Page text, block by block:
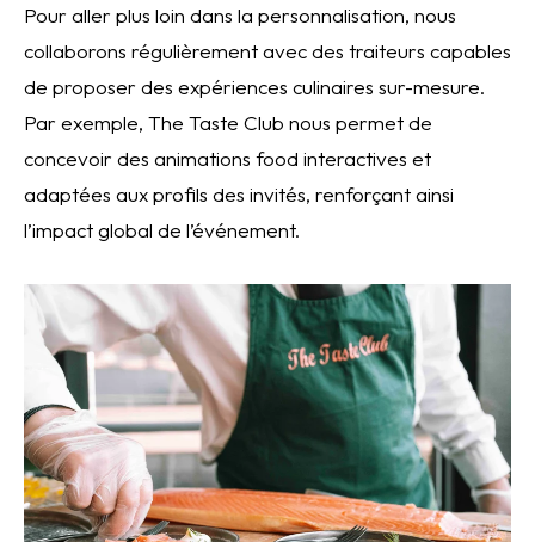
Pour aller plus loin dans la personnalisation, nous
collaborons régulièrement avec des traiteurs capables
de proposer des expériences culinaires sur-mesure.
Par exemple, The Taste Club nous permet de
concevoir des animations food interactives et
adaptées aux profils des invités, renforçant ainsi
l’impact global de l’événement.